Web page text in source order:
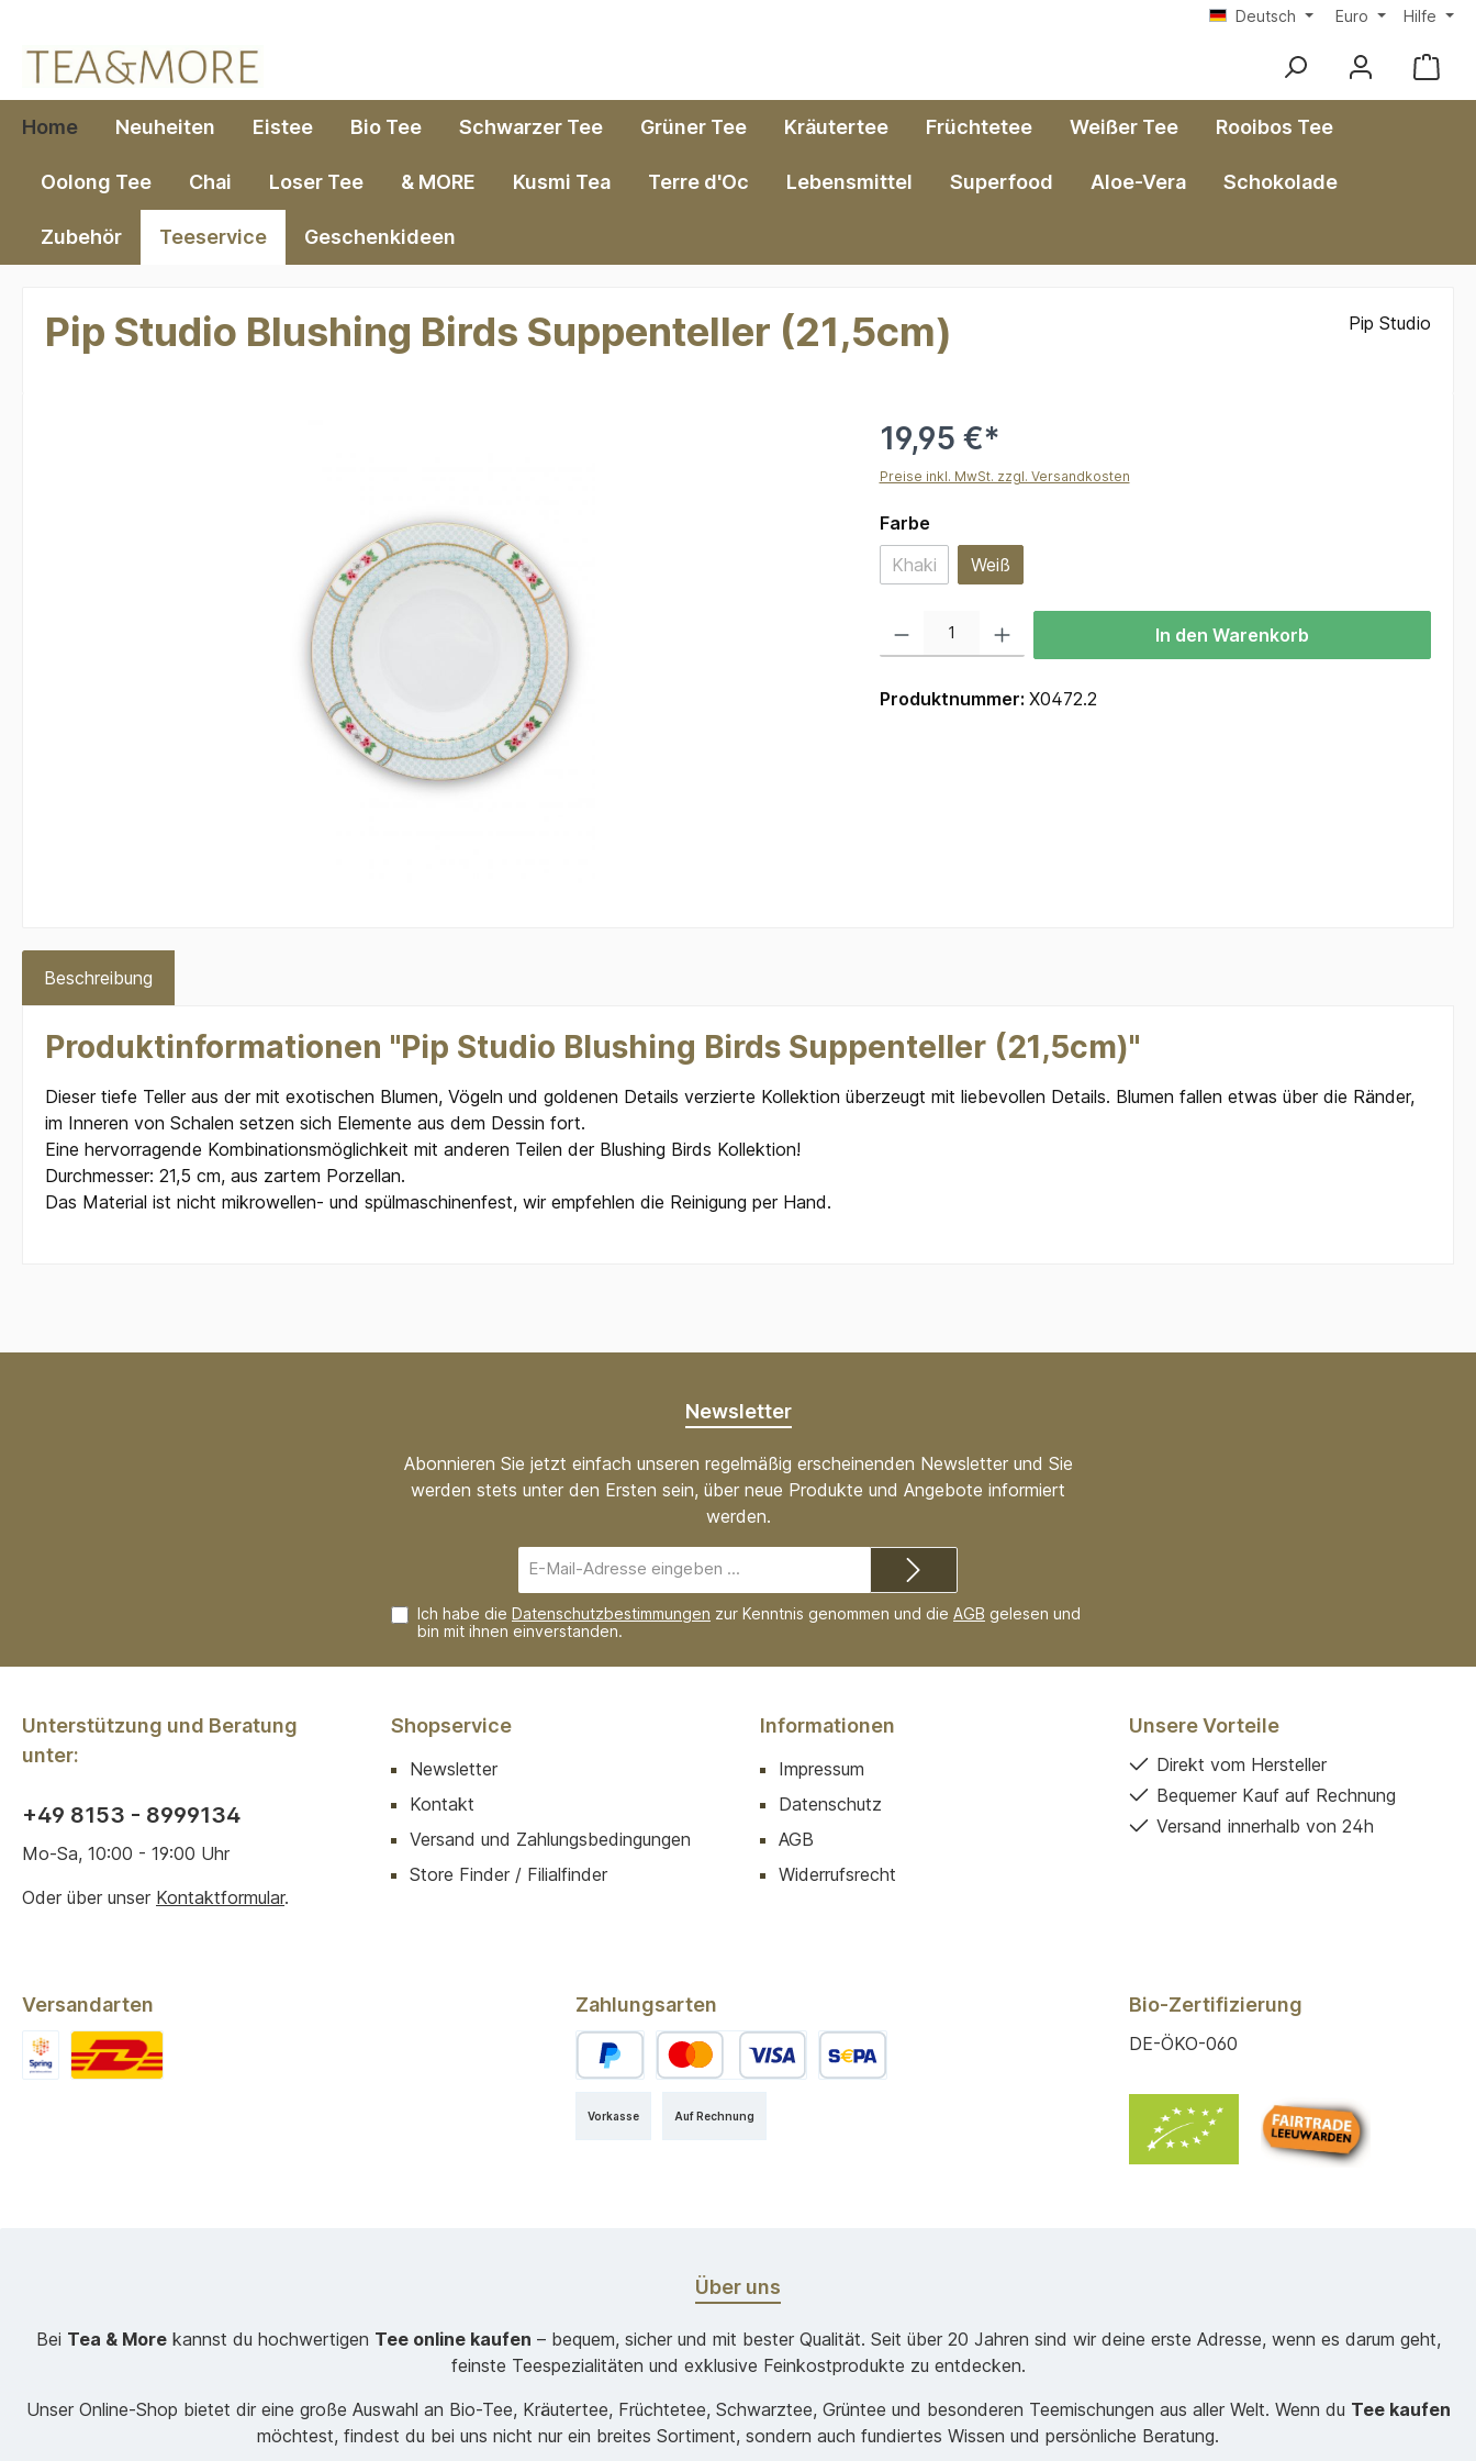
Deutsch Euro Hilfe
Home Neuheiten Eistee Bio Tee Schwarzer Tee Grüner Tee Kräutertee Früchtetee Weißer Tee Rooibos Tee
Oolong Tee Chai Loser Tee & MORE Kusmi Tea Terre d'Oc Lebensmittel Superfood Aloe-Vera Schokolade
Zubehör Teeservice Geschenkideen
Pip Studio Blushing Birds Suppenteller (21,5cm) Pip Studio
19,95 €*
Preise inkl. MwSt. zzgl. Versandkosten
Farbeauswählen
Khaki
(Diese Option ist zurzeit nicht verfügbar.)
Weiß
In den Warenkorb
Produktnummer: X0472.2
Beschreibung
Produktinformationen "Pip Studio Blushing Birds Suppenteller (21,5cm)"
Dieser tiefe Teller aus der mit exotischen Blumen, Vögeln und goldenen Details verzierte Kollektion überzeugt mit liebevollen Details. Blumen fallen etwas über die Ränder,
im Inneren von Schalen setzen sich Elemente aus dem Dessin fort.
Eine hervorragende Kombinationsmöglichkeit mit anderen Teilen der Blushing Birds Kollektion!
Durchmesser: 21,5 cm, aus zartem Porzellan.
Das Material ist nicht mikrowellen- und spülmaschinenfest, wir empfehlen die Reinigung per Hand.
Newsletter
Abonnieren Sie jetzt einfach unseren regelmäßig erscheinenden Newsletter und Sie
werden stets unter den Ersten sein, über neue Produkte und Angebote informiert
werden.
Mail-
Adresse*
Ich habe die Datenschutzbestimmungen zur Kenntnis genommen und die AGB gelesen und
bin mit ihnen einverstanden.
Unterstützung und Beratung
unter:
+49 8153 - 8999134
Mo-Sa, 10:00 - 19:00 Uhr
Oder über unser Kontaktformular.
Shopservice
Newsletter
Kontakt
Versand und Zahlungsbedingungen
Store Finder / Filialfinder
Informationen
Impressum
Datenschutz
AGB
Widerrufsrecht
Unsere Vorteile
Direkt vom Hersteller
Bequemer Kauf auf Rechnung
Versand innerhalb von 24h
Versandarten Zahlungsarten
Auf Rechnung
Vorkasse
Bio-Zertifizierung
DE-ÖKO-060
Über uns
Bei Tea & Morekannst du hochwertigen Tee online kaufen – bequem, sicher und mit bester Qualität. Seit über 20 Jahren sind wir deine erste Adresse, wenn es darum geht,
feinste Teespezialitäten und exklusive Feinkostprodukte zu entdecken.
Unser Online-Shop bietet dir eine große Auswahl an Bio-Tee, Kräutertee, Früchtetee, Schwarztee, Grüntee und besonderen Teemischungen aus aller Welt. Wenn du Tee kaufen
möchtest, findest du bei uns nicht nur ein breites Sortiment, sondern auch fundiertes Wissen und persönliche Beratung.